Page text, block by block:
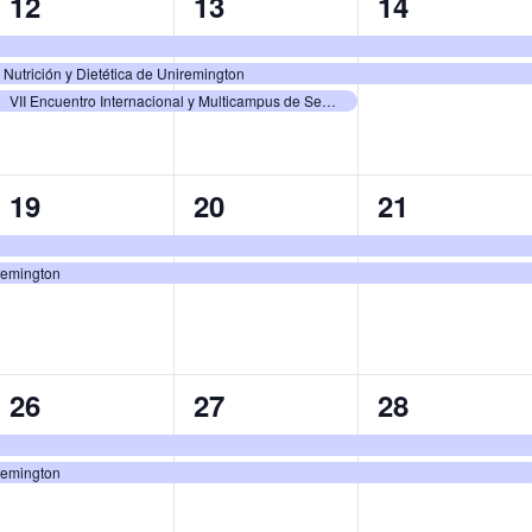
y Dietética de Uniremington
eventos,
VII Encuentro Internacional y Multicampus de Semilleros de Investigación
eventos,
eventos,
2
eventos,
19
2
eventos,
20
2
eventos,
21
2
eventos,
26
2
eventos,
27
2
eventos,
28